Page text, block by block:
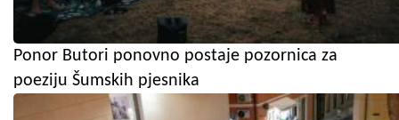
Ponor Butori ponovno postaje pozornica za
poeziju Šumskih pjesnika